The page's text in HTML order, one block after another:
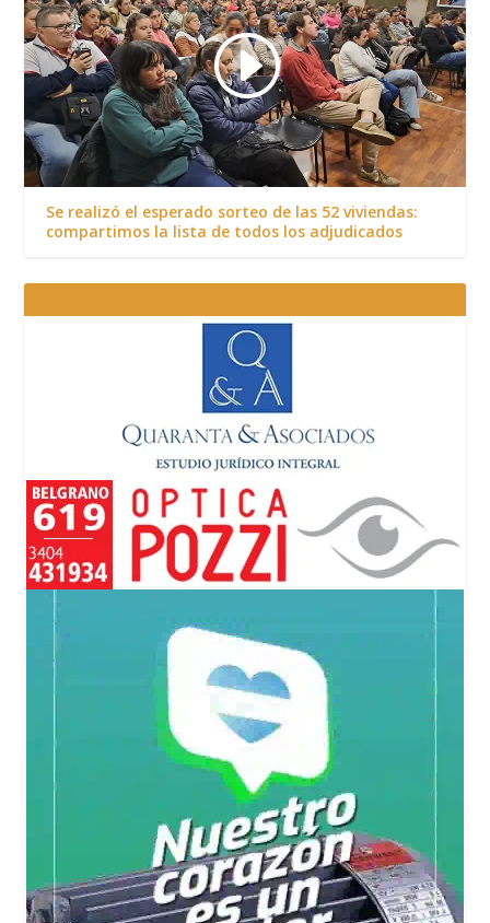
Se realizó el esperado sorteo de las 52 viviendas:
compartimos la lista de todos los adjudicados